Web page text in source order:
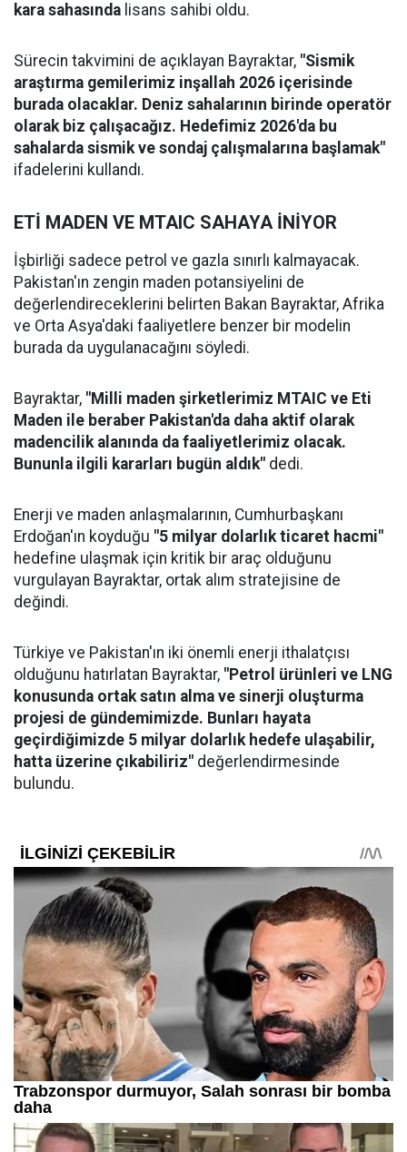
kara sahasında lisans sahibi oldu.
Sürecin takvimini de açıklayan Bayraktar, "Sismik
araştırma gemilerimiz inşallah 2026 içerisinde
burada olacaklar. Deniz sahalarının birinde operatör
olarak biz çalışacağız. Hedefimiz 2026'da bu
sahalarda sismik ve sondaj çalışmalarına başlamak"
ifadelerini kullandı.
ETİ MADEN VE MTAIC SAHAYA İNİYOR
İşbirliği sadece petrol ve gazla sınırlı kalmayacak.
Pakistan'ın zengin maden potansiyelini de
değerlendireceklerini belirten Bakan Bayraktar, Afrika
ve Orta Asya'daki faaliyetlere benzer bir modelin
burada da uygulanacağını söyledi.
Bayraktar, "Milli maden şirketlerimiz MTAIC ve Eti
Maden ile beraber Pakistan'da daha aktif olarak
madencilik alanında da faaliyetlerimiz olacak.
Bununla ilgili kararları bugün aldık" dedi.
Enerji ve maden anlaşmalarının, Cumhurbaşkanı
Erdoğan'ın koyduğu "5 milyar dolarlık ticaret hacmi"
hedefine ulaşmak için kritik bir araç olduğunu
vurgulayan Bayraktar, ortak alım stratejisine de
değindi.
Türkiye ve Pakistan'ın iki önemli enerji ithalatçısı
olduğunu hatırlatan Bayraktar, "Petrol ürünleri ve LNG
konusunda ortak satın alma ve sinerji oluşturma
projesi de gündemimizde. Bunları hayata
geçirdiğimizde 5 milyar dolarlık hedefe ulaşabilir,
hatta üzerine çıkabiliriz" değerlendirmesinde
bulundu.